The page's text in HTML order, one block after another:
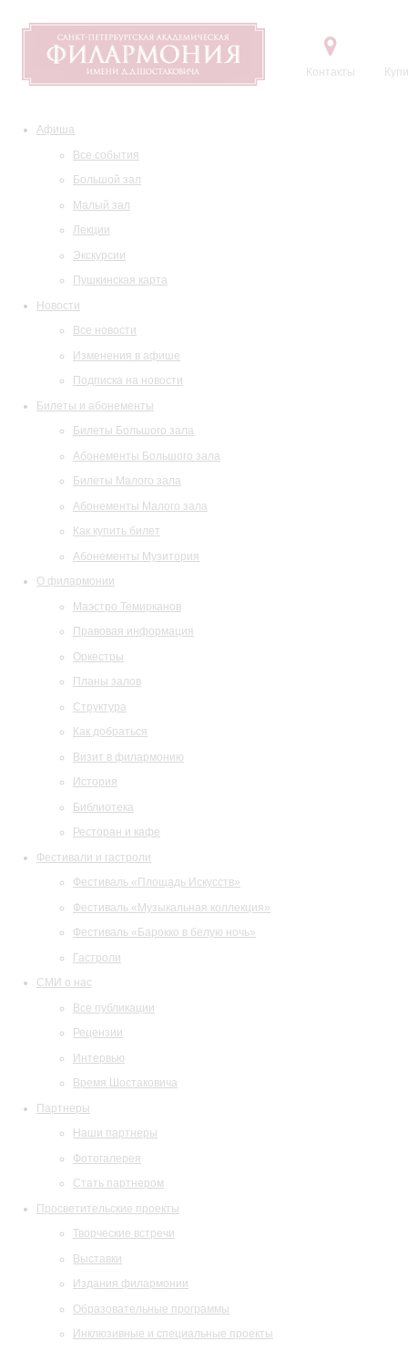
Контакты
Афиша
Все события
Большой зал
Малый зал
Лекции
Экскурсии
Пушкинская карта
Новости
Все новости
Изменения в афише
Подписка на новости
Билеты и абонементы
Билеты Большого зала
Абонементы Большого зала
Билеты Малого зала
Абонементы Малого зала
Как купить билет
Абонементы Музитория
О филармонии
Маэстро Темирканов
Правовая информация
Оркестры
Планы залов
Структура
Как добраться
Визит в филармонию
История
Библиотека
Ресторан и кафе
Фестивали и гастроли
Фестиваль «Площадь Искусств»
Фестиваль «Музыкальная коллекция»
Фестиваль «Барокко в белую ночь»
Гастроли
СМИ о нас
Все публикации
Рецензии
Интервью
Время Шостаковича
Партнеры
Наши партнеры
Фотогалерея
Стать партнером
Просветительские проекты
Творческие встречи
Выставки
Издания филармонии
Образовательные программы
Инклюзивные и специальные проекты